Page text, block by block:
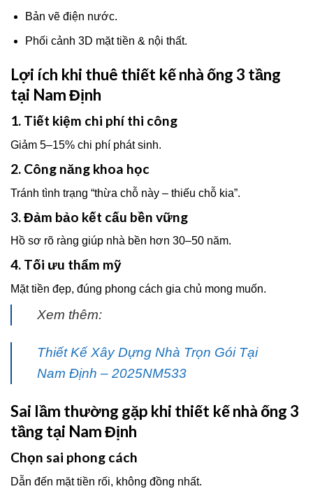
Bản vẽ điện nước.
Phối cảnh 3D mặt tiền & nội thất.
Lợi ích khi thuê thiết kế nhà ống 3 tầng
tại Nam Định
1. Tiết kiệm chi phí thi công
Giảm 5–15% chi phí phát sinh.
2. Công năng khoa học
Tránh tình trạng “thừa chỗ này – thiếu chỗ kia”.
3. Đảm bảo kết cấu bền vững
Hồ sơ rõ ràng giúp nhà bền hơn 30–50 năm.
4. Tối ưu thẩm mỹ
Mặt tiền đẹp, đúng phong cách gia chủ mong muốn.
Xem thêm:
Thiết Kế Xây Dựng Nhà Trọn Gói Tại
Nam Định – 2025NM533
Sai lầm thường gặp khi thiết kế nhà ống 3
tầng tại Nam Định
Chọn sai phong cách
Dẫn đến mặt tiền rối, không đồng nhất.